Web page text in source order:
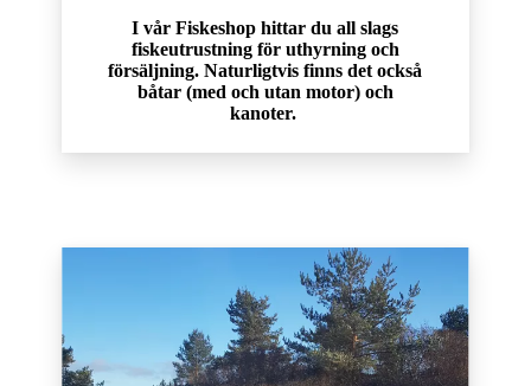
I vår Fiskeshop hittar du all slags
fiskeutrustning för uthyrning och
försäljning. Naturligtvis finns det också
båtar (med och utan motor) och
kanoter.